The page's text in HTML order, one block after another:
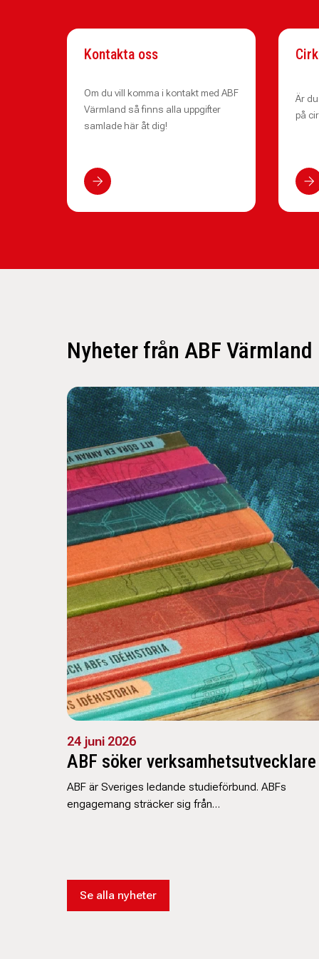
Kontakta oss
Om du vill komma i kontakt med ABF
Värmland så finns alla uppgifter
samlade här åt dig!
Är
på
Nyheter från ABF Värmland
24 juni 2026
ABF söker verksamhetsutvecklare
ABF är Sveriges ledande studieförbund. ABFs
engagemang sträcker sig från…
Se alla nyheter